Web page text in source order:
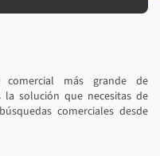
comercial más grande de
la solución que necesitas de
comerciales desde